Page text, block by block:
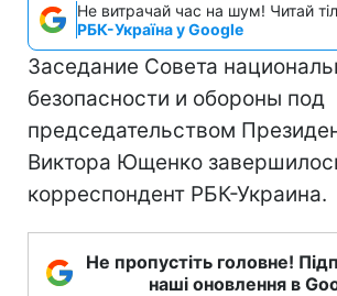
Не витрачай час на шум! Читай
РБК-Україна у Google
Заседание Совета
безопасности и обороны под
председательством
Виктора Ющенко
корреспондент РБК-Украина.
Не пропустіть головне!
наші оновлення в